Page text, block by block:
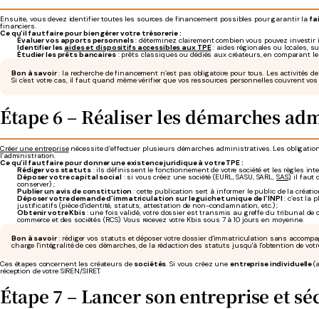
Ensuite, vous devez identifier toutes les sources de financement possibles pour garantir la
financiers.
Ce qu’il faut faire pour bien gérer votre trésorerie :
Évaluer vos apports personnels: déterminez clairement combien vous pouvez investir
Identifier les aides et dispositifs accessibles aux TPE: aides régionales ou locales,
Étudier les prêts bancaires: prêts classiques ou dédiés aux créateurs, en comparant
Bon à savoir: la recherche de financement n’est pas obligatoire pour tous. Les activités
Si c’est votre cas, il faut quand même vérifier que vos ressources personnelles couvrent
Étape 6 – Réaliser les démarches
Créer une entreprisenécessite d’effectuer plusieurs démarches administratives. Les
l’administration.
Ce qu’il faut faire pour donner une existence juridique à votre TPE :
Rédiger vos statuts: ils définissent le fonctionnement de votre société et les règles
Déposer votre capital social: si vous créez une société (EURL, SASU, SARL, SAS), il faut
conserver) ;
Publier un avis de constitution: cette publication sert à informer le public de la
Déposer votre demande d’immatriculation sur le guichet unique de l’INPI: c’est la
justificatifs (pièce d'identité, statuts, attestation de non-condamnation, etc.) ;
Obtenir votre Kbis: une fois validé, votre dossier est transmis au greffe du tribunal de
commerce et des sociétés (RCS). Vous recevez votre Kbis sous 7 à 10 jours en moyenne.
Bon à savoir: rédiger vos statuts et déposer votre dossier d'immatriculation sans
charge l'intégralité de ces démarches, de la rédaction des statuts jusqu'à l'obtention de
Ces étapes concernent les créateurs de sociétés. Si vous créez une entreprise individuelle
réception de votre SIREN/SIRET.
Étape 7 – Lancer son entreprise et